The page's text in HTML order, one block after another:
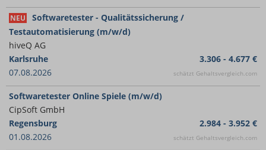
NEU
Softwaretester - Qualitätssicherung /
Testautomatisierung (m/w/d)
hiveQ AG
Karlsruhe
07.08.2026
3.306 - 4.677 €
schätzt Gehaltsvergleich.com
Softwaretester Online Spiele (m/w/d)
CipSoft GmbH
Regensburg
01.08.2026
2.984 - 3.952 €
schätzt Gehaltsvergleich.com